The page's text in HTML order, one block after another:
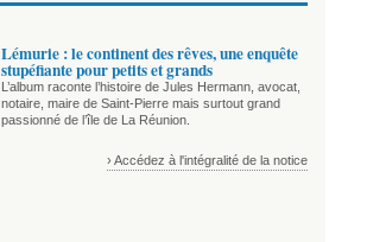
Lémurie : le continent des rêves, une enquête
stupéfiante pour petits et grands
L’album raconte l’histoire de Jules Hermann, avocat,
notaire, maire de Saint-Pierre mais surtout grand
passionné de l’île de La Réunion.
› Accédez à l'intégralité de la notice